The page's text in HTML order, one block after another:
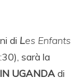
di Les Enfants
sarà la
UGANDA di